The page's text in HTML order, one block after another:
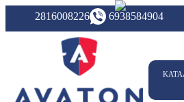
2816008226 6938584904